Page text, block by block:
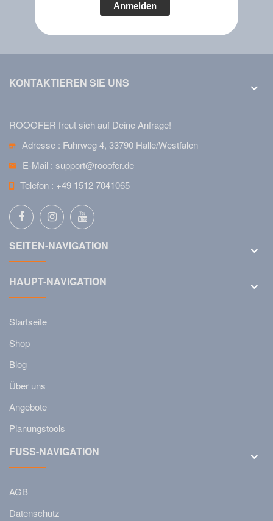
Anmelden
KONTAKTIEREN SIE UNS
ROOOFER freut sich auf Deine Anfrage!
Adresse : Fuhrweg 4, 33790 Halle/Westfalen
E-Mail : support@rooofer.de
Telefon : +49 1512 7041065
SEITEN-NAVIGATION
HAUPT-NAVIGATION
Startseite
Shop
Blog
Über uns
Angebote
Planungstools
FUSS-NAVIGATION
AGB
Datenschutz